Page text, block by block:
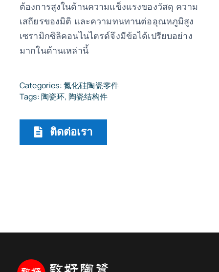
ต้องการสูงในด้านความแข็งแรงของวัสดุ ความ
เสถียรของมิติ และความทนทานต่ออุณหภูมิสูง
เซรามิกซิลิคอนไนไตรด์จึงมีข้อได้เปรียบอย่าง
มากในด้านเหล่านี้
Categories:氮化硅陶瓷零件
Tags: 陶瓷环, 陶瓷结构件
ติดต่อเรา